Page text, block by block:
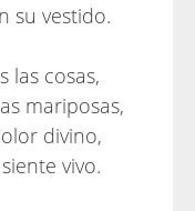
su vestido.
las cosas,
mariposas,
divino,
vivo.